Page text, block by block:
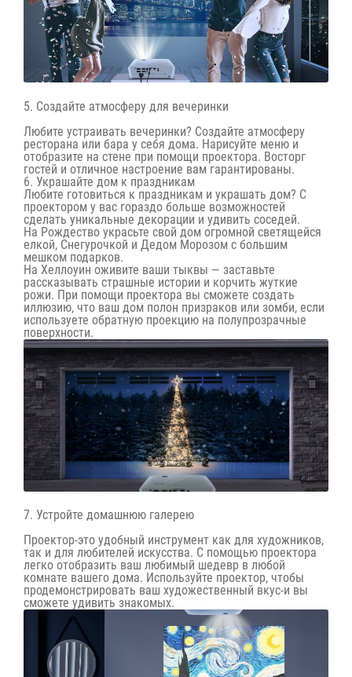
5. Создайте атмосферу для вечеринки
Любите устраивать вечеринки? Создайте атмосферу
ресторана или бара у себя дома. Нарисуйте меню и
отобразите на стене при помощи проектора. Восторг
гостей и отличное настроение вам гарантированы.
6. Украшайте дом к праздникам
Любите готовиться к праздникам и украшать дом? С
проектором у вас гораздо больше возможностей
сделать уникальные декорации и удивить соседей.
На Рождество украсьте свой дом огромной светящейся
елкой, Снегурочкой и Дедом Морозом с большим
мешком подарков.
На Хеллоуин оживите ваши тыквы — заставьте
рассказывать страшные истории и корчить жуткие
рожи. При помощи проектора вы сможете создать
иллюзию, что ваш дом полон призраков или зомби, если
используете обратную проекцию на полупрозрачные
поверхности.
7. Устройте домашнюю галерею
Проектор-это удобный инструмент как для художников,
так и для любителей искусства. С помощью проектора
легко отобразить ваш любимый шедевр в любой
комнате вашего дома. Используйте проектор, чтобы
продемонстрировать ваш художественный вкус-и вы
сможете удивить знакомых.